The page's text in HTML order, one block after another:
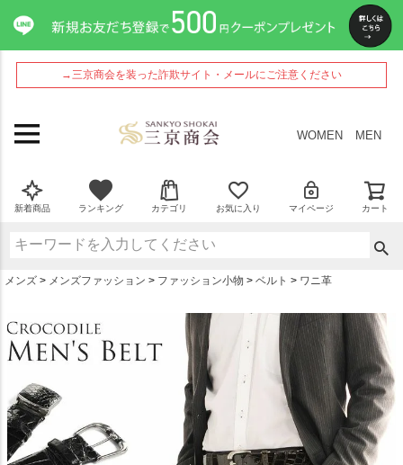
→三京商会を装った詐欺サイト・メールにご注意ください
WOMEN MEN
新着商品 ランキング カテゴリ お気に入り マイページ カート
メンズ メンズファッション ファッション小物 ベルト ワニ革
ペー
ジト
ップ
へ